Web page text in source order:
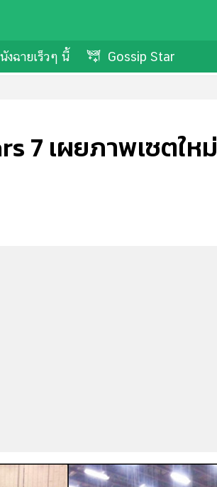
งฉายเร็วๆ นี้ Gossip Star
7 เผยภาพเซตใหม่